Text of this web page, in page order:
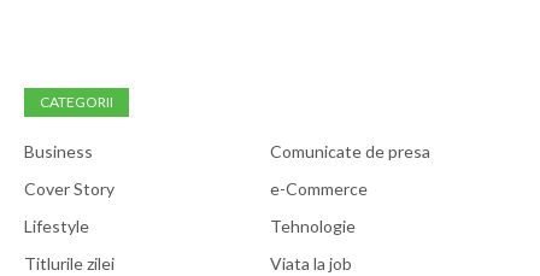
CATEGORII
Business
Comunicate de presa
Cover Story
e-Commerce
Lifestyle
Tehnologie
Titlurile zilei
Viata la job